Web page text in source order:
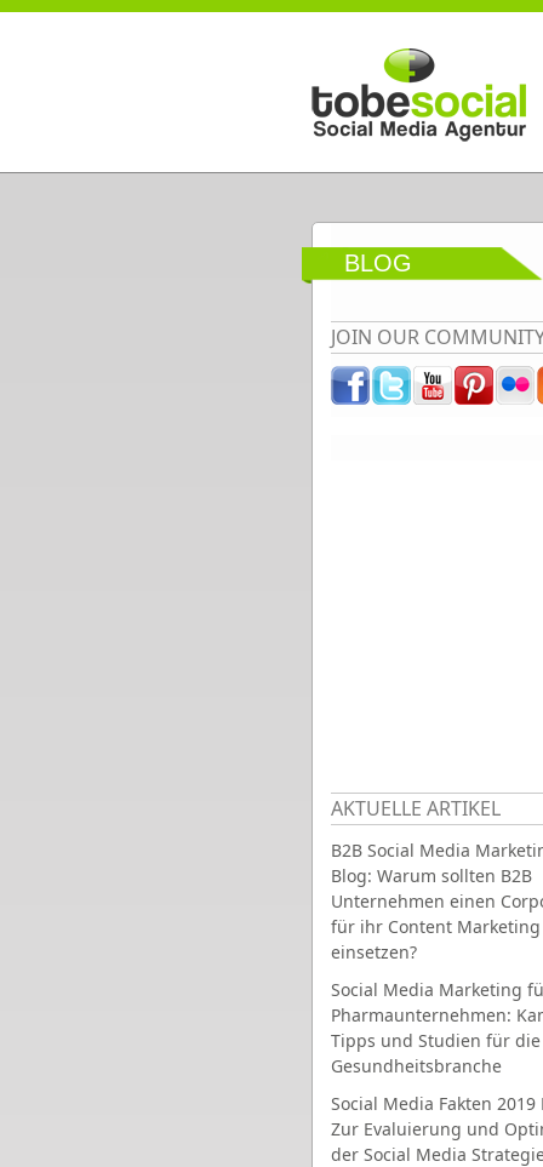
Direkt zum Inhalt
BLOG
JOIN OUR
AKTUELLE ARTIKEL
B2B Social Media
Blog: Warum sollten B2B
Unternehmen einen
für ihr Content Marketing
einsetzen?
Social Media Marketing
Pharmaunternehmen:
Tipps und Studien für die
Gesundheitsbranche
Social Media Fakten 2019
Zur Evaluierung und
der Social Media